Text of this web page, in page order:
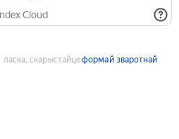
Cloud
ласка, скарыстайцеформай зваротнай